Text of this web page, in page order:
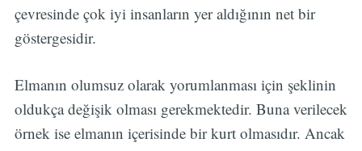
çevresinde çok iyi insanların yer aldığının net bir
göstergesidir.
Elmanın olumsuz olarak yorumlanması için şeklinin
oldukça değişik olması gerekmektedir. Buna verilecek
örnek ise elmanın içerisinde bir kurt olmasıdır. Ancak